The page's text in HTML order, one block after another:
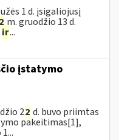
1 d. įsigaliojusį
2 m. gruodžio 13 d.
ir...
įstatymo
22 d. buvo priimtas
pakeitimas[1],